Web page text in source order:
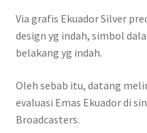
Via grafis Ekuador Silver
design yg indah, simbol
belakang yg indah.
Oleh sebab itu, datang
evaluasi Emas Ekuador di
Broadcasters.